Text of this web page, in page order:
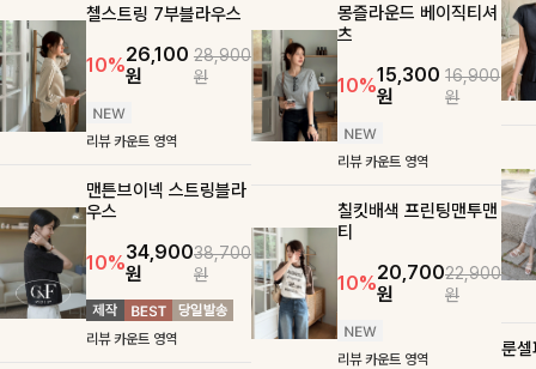
첼스트링 7부블라우스
10%26,100
원
28,900
원
리뷰 카운트 영역
맨튼브이넥 스트링블라
우스
10%34,900
원
38,700
원
리뷰 카운트 영역
몽즐라운드 베이직티셔
츠
10%15,300
원
16,900
원
리뷰 카운트 영역
칠킷배색 프린팅맨투맨
티
10%20,700
원
22,900
원
리뷰 카운트 영역 룬